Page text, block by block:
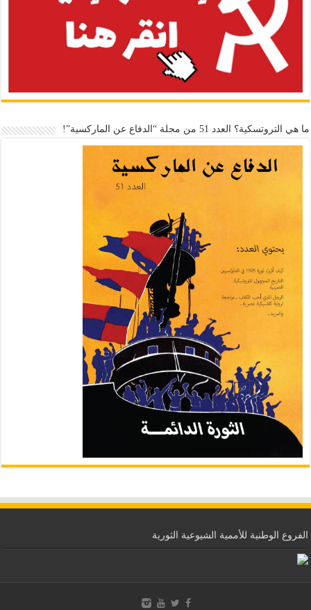
ما هي التروتسكية؟ العدد 51 من مجلة “الدفاع عن الماركسية”!
الفروع الوطنية للأممية الشيوعية الثورية